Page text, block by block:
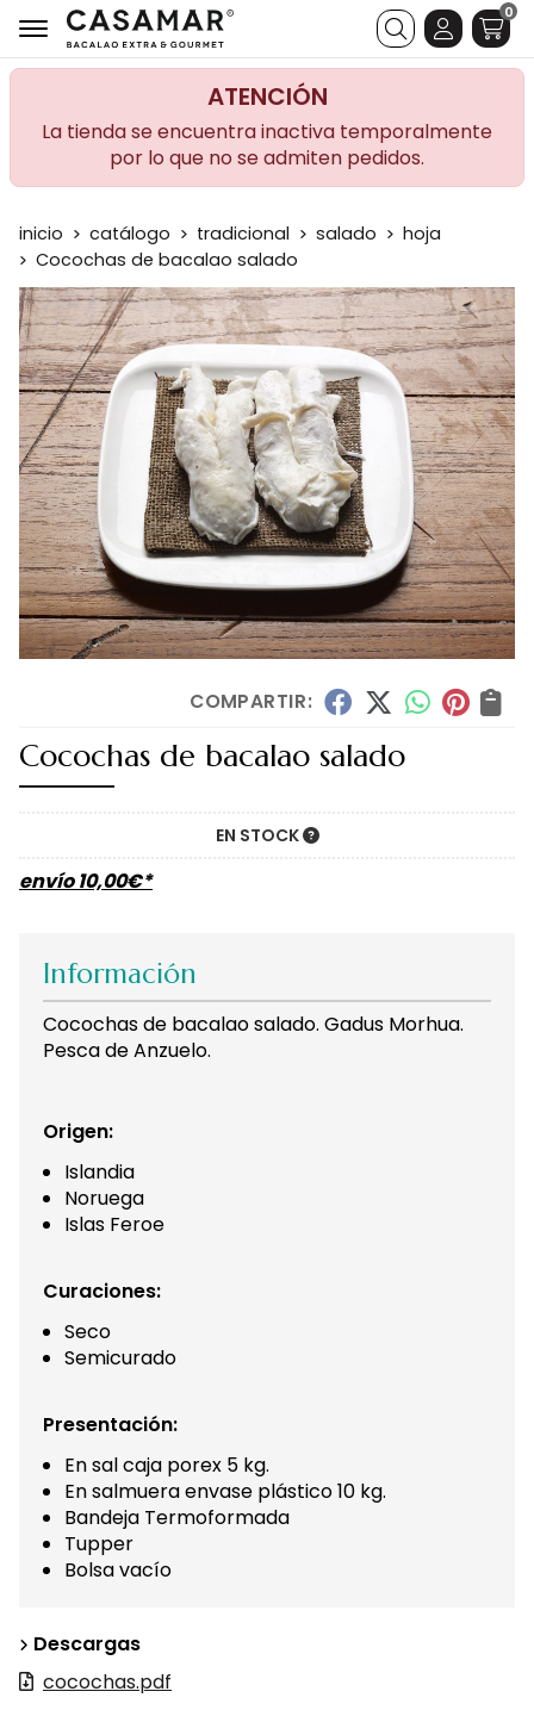
Buscar
0
ATENCIÓN
La tienda se encuentra inactiva temporalmente
por lo que no se admiten pedidos.
inicio catálogo tradicional salado
hoja
Cocochas de bacalao salado
COMPARTIR:
Cocochas de bacalao salado
EN STOCK
envío10,00€*
Información
Cocochas de bacalao salado. Gadus Morhua.
Pesca de Anzuelo.
Origen:
Islandia
Noruega
Islas Feroe
Curaciones:
Seco
Semicurado
Presentación:
En sal caja porex 5 kg.
En salmuera envase plástico 10 kg.
Bandeja Termoformada
Tupper
Bolsa vacío
Descargas
cocochas.pdf